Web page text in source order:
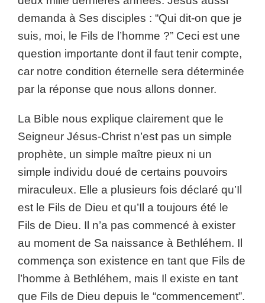
demanda à Ses disciples : “Qui dit-on que je
suis, moi, le Fils de l’homme ?” Ceci est une
question importante dont il faut tenir compte,
car notre condition éternelle sera déterminée
par la réponse que nous allons donner.
La Bible nous explique clairement que le
Seigneur Jésus-Christ n’est pas un simple
prophète, un simple maître pieux ni un
simple individu doué de certains pouvoirs
miraculeux. Elle a plusieurs fois déclaré qu’Il
est le Fils de Dieu et qu’Il a toujours été le
Fils de Dieu. Il n’a pas commencé à exister
au moment de Sa naissance à Bethléhem. Il
commença son existence en tant que Fils de
l’homme à Bethléhem, mais Il existe en tant
que Fils de Dieu depuis le “commencement”.